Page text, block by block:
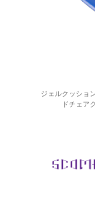
ジェルクッショ
ドチェア